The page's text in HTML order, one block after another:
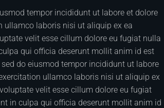
tempor incididunt ut labore et dolore
ullamco laboris nisi ut aliquip ex ea
velit esse cillum dolore eu fugiat nulla
qui officia deserunt mollit anim id est
do eiusmod tempor incididunt ut labore
ullamco laboris nisi ut aliquip ex
velit esse cillum dolore eu fugiat
in culpa qui officia deserunt mollit anim id